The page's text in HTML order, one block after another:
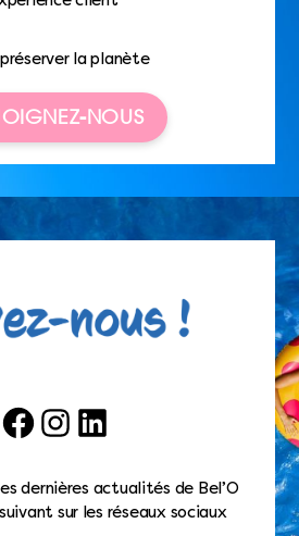
la planète
NOUS
FacebookInstagramLinkedIn
dernières actualités de Bel’O
sur les réseaux sociaux